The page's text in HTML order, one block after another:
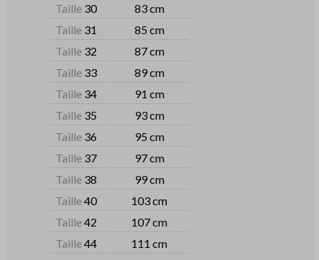
Taille 30
83 cm
Taille 31
85 cm
Taille 32
87 cm
Taille 33
89 cm
Taille 34
91 cm
Taille 35
93 cm
Taille 36
95 cm
Taille 37
97 cm
Taille 38
99 cm
Taille40
103 cm
Taille42
107 cm
Taille44 111 cm